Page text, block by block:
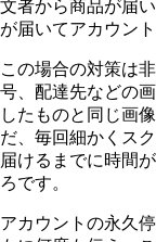
文者から商品が届
が届いてアカウン
この場合の対策は
号、配達先などの
したものと同じ画
だ、毎回細かくス
届けるまでに時間
ろです。
アカウントの永久